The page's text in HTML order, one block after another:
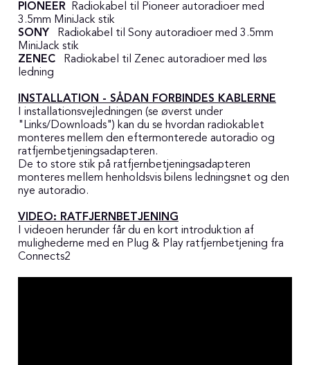
PIONEER
Radiokabel til Pioneer autoradioer med
3.5mm MiniJack stik
SONY
Radiokabel til Sony autoradioer med 3.5mm
MiniJack stik
ZENEC
Radiokabel til Zenec autoradioer med løs
ledning
INSTALLATION - SÅDAN FORBINDES KABLERNE
I installationsvejledningen (se øverst under
"Links/Downloads") kan du se hvordan radiokablet
monteres mellem den eftermonterede autoradio og
ratfjernbetjeningsadapteren.
De to store stik på ratfjernbetjeningsadapteren
monteres mellem henholdsvis bilens ledningsnet og den
nye autoradio.
VIDEO: RATFJERNBETJENING
I videoen herunder får du en kort introduktion af
mulighederne med en Plug & Play ratfjernbetjening fra
Connects2